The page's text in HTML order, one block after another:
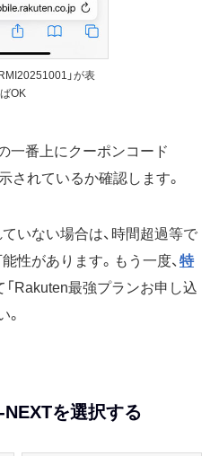
」が表
OK
一番上にクーポンコード
されているか確認します。
いない場合は、時間超過等で
性があります。もう一度、 特
Rakuten最強プランお申し込
。
を選択する